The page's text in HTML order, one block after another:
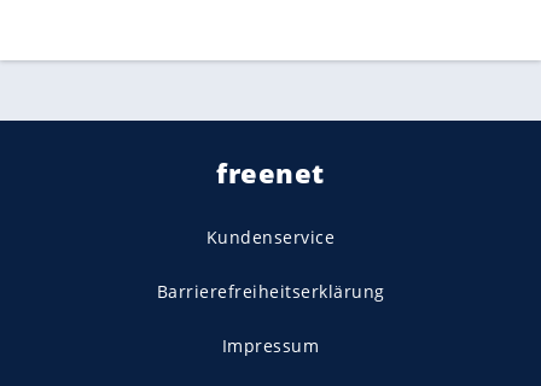
freenet
Kundenservice
Barrierefreiheitserklärung
Impressum